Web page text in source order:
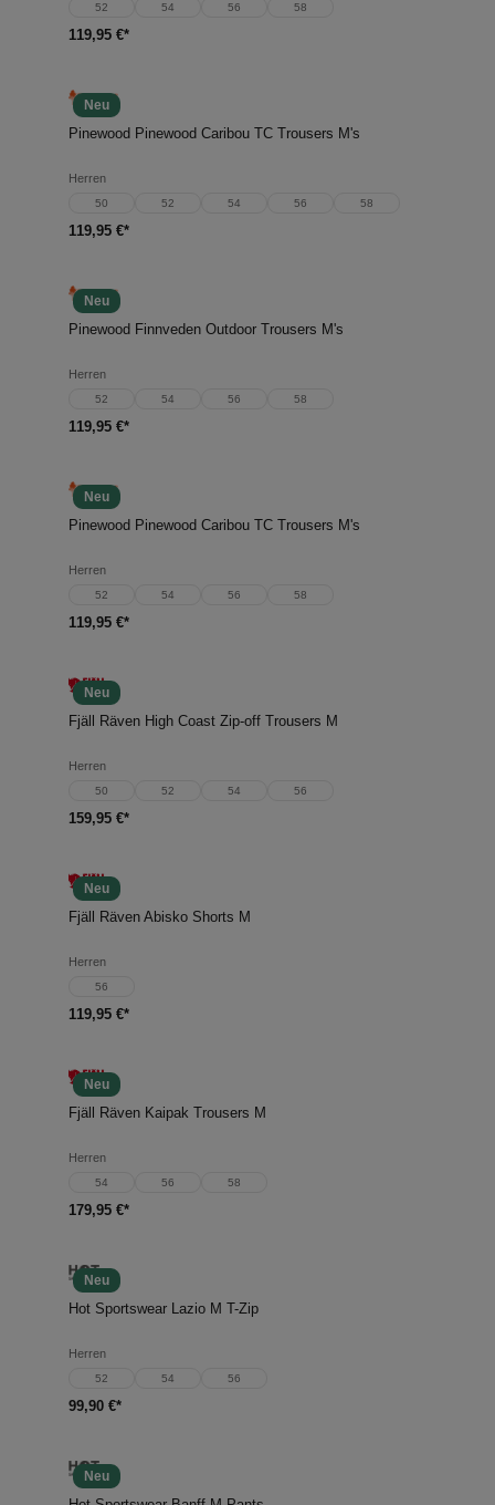
52 54 56 58
119,95 €*
Neu
Pinewood Pinewood Caribou TC Trousers M's
Herren
50 52 54 56 58
119,95 €*
Neu
Pinewood Finnveden Outdoor Trousers M's
Herren
52 54 56 58
119,95 €*
Neu
Pinewood Pinewood Caribou TC Trousers M's
Herren
52 54 56 58
119,95 €*
Neu
Fjäll Räven High Coast Zip-off Trousers M
Herren
50 52 54 56
159,95 €*
Neu
Fjäll Räven Abisko Shorts M
Herren
56
119,95 €*
Neu
Fjäll Räven Kaipak Trousers M
Herren
54 56 58
179,95 €*
Neu
Hot Sportswear Lazio M T-Zip
Herren
52 54 56
99,90 €*
Neu